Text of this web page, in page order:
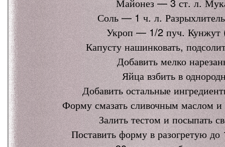
Соль — 1 ч. л.
Укроп — 1/2 пуч. Кунжут
Капусту нашинковать,
Добавить мелко
Яйца взбить в
Добавить остальные
Форму смазать сливочным маслом и
Залить тестом и посыпать
Поставить форму в разогретую до